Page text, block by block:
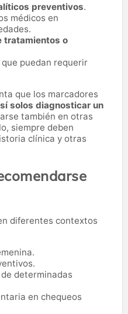
preventivos.
médicos en
tratamientos o
puedan requerir
que los marcadores
solos diagnosticar un
también en otras
siempre deben
clínica y otras
diferentes contextos
determinadas
en chequeos